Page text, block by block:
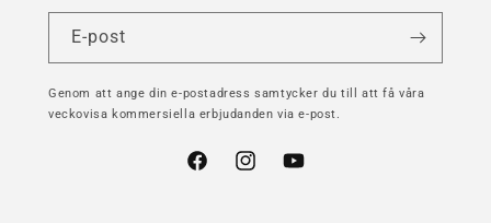
E-post
Genom att ange din e-postadress samtycker du till att få våra
veckovisa kommersiella erbjudanden via e-post.
FacebookInstagramYouTube